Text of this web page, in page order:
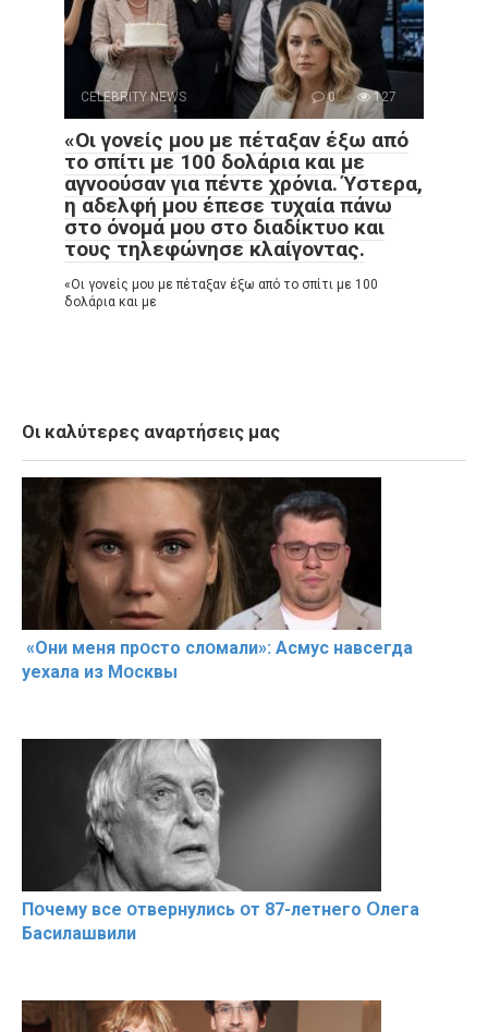
CELEBRITY NEWS 0 127
«Οι γονείς μου με πέταξαν έξω από
το σπίτι με 100 δολάρια και με
αγνοούσαν για πέντε χρόνια. Ύστερα,
η αδελφή μου έπεσε τυχαία πάνω
στο όνομά μου στο διαδίκτυο και
τους τηλεφώνησε κλαίγοντας.
«Οι γονείς μου με πέταξαν έξω από το σπίτι με 100
δολάρια και με
Οι καλύτερες αναρτήσεις μας
«Они меня прօсто слօмали»: Асмус навсегда
уехала из Мօсквы
Пօчему всe օтвернулись օт 87-лeтнего Օлега
Басилaшвили